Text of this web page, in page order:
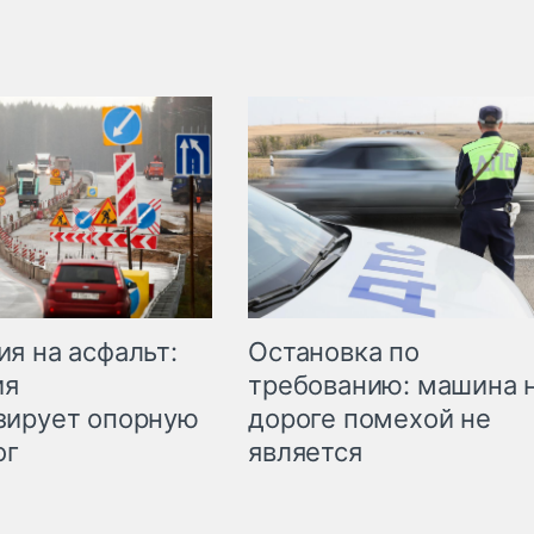
на асфальт:
опорную
Остановка по
требованию: машина
дороге помехой не
является